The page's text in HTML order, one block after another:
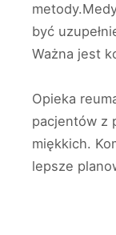
być
Ważna jest
Opieka
pacjentów z
miękkich.
lepsze